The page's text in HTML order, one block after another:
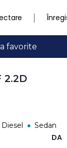
favorite
2.2D
Diesel Sedan
DA